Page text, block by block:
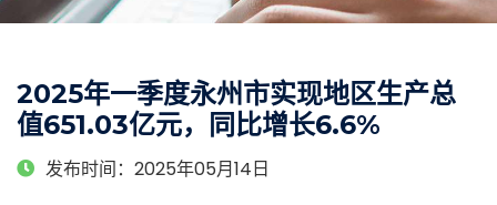
2025年一季度永州市实现地区生产总
值651.03亿元，同比增长6.6%
发布时间：2025年05月14日